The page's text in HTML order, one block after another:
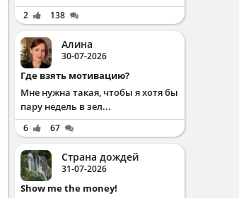
2 138
Алина
30-07-2026
Где взять мотивацию?
Мне нужна такая, чтобы я хотя бы
пару недель в зел...
6 67
Страна дождей
31-07-2026
Show me the money!